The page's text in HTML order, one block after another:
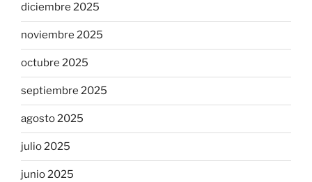
diciembre 2025
noviembre 2025
octubre 2025
septiembre 2025
agosto 2025
julio 2025
junio 2025